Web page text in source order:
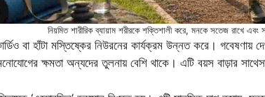
নিয়মিত শারীরিক ব্যায়াম শরীরকে শক্তিশালী করে, মনকে সতেজ রাখে এবং
বা হাঁটা মস্তিষ্কের নিউরনের কার্যক্রম উন্নত করে। গবেষণায়
ক্ষমতা অন্যদের তুলনায় বেশি থাকে। এটি বয়স বাড়ার